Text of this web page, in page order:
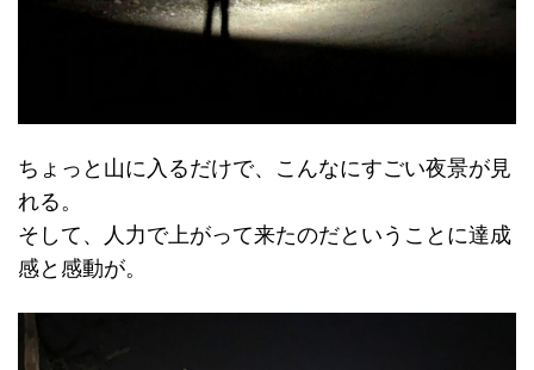
ちょっと山に入るだけで、こんなにすごい夜景が見
れる。
そして、人力で上がって来たのだということに達成
感と感動が。